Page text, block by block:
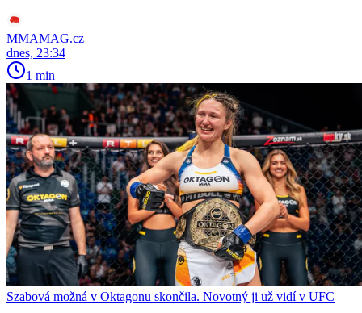
MMAMAG.cz
dnes, 23:34
1 min
Szabová možná v Oktagonu skončila. Novotný ji už vidí v UFC